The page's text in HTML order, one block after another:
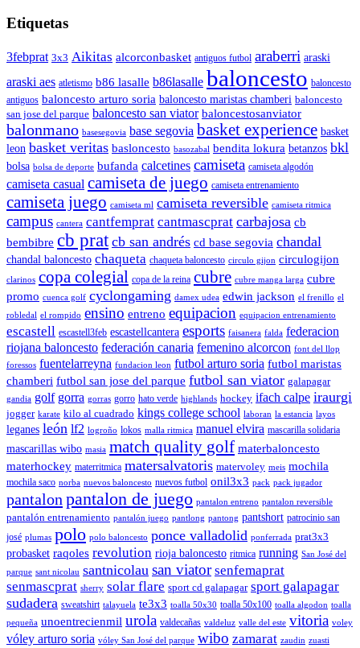
Etiquetas
3febprat 3x3 Aikitas alcorconbasket antiguos futbol araberri araski
araski aes atletismo b86 lasalle b86lasalle baloncesto baloncesto
antiguos baloncesto arturo soria baloncesto maristas chamberi baloncesto
san jose del parque baloncesto san viator baloncestosanviator
balonmano basesegovia base segovia basket experience basket
leon basket veritas basloncesto basozabal bendita lokura betanzos bkl
bolsa bolsa de deporte bufanda calcetines camiseta camiseta algodón
camiseta casual camiseta de juego camiseta entrenamiento
camiseta juego camiseta ml camiseta reversible camiseta ritmica
campus cantera cantfemprat cantmascprat carbajosa cb
bembibre cb prat cb san andrés cd base segovia chandal
chandal baloncesto chaqueta chaqueta baloncesto circulo gijon circulogijon
clarinos copa colegial copa de la reina cubre cubre manga larga cubre
promo cuenca golf cyclongaming damex udea edwin jackson el frenillo el
robledal el rompido ensino entreno equipacion equipacion entrenamiento
escastell escastell3feb escastellcantera esports faisanera falda federacion
riojana baloncesto federación canaria femenino alcorcon font del llop
foressos fuentelarreyna fundacion leon futbol arturo soria futbol maristas
chamberi futbol san jose del parque futbol san viator galapagar
gandia golf gorra gorras gorro hato verde highlands hockey ifach calpe iraurgi
jogger karate kilo al cuadrado kings college school laboran la estancia layos
leganes león lf2 logroño lokos malla ritmica manuel elvira mascarilla solidaria
mascarillas wibo masia match quality golf materbaloncesto
materhockey materritmica matersalvatoris matervoley meis mochila
mochila saco norba nuevos baloncesto nuevos futbol onil3x3 pack pack jugador
pantalon pantalon de juego pantalon entreno pantalon reversible
pantalón entrenamiento pantalón juego pantlong pantong pantshort patrocinio san
josé plumas polo polo baloncesto ponce valladolid ponferrada prat3x3
probasket raqoles revolution rioja baloncesto ritmica running San José del
parque sant nicolau santnicolau san viator senfemaprat
senmascprat sherry solar flare sport cd galapagar sport galapagar
sudadera sweatshirt talayuela te3x3 toalla 50x30 toalla 50x100 toalla algodon toalla
pequeña unoentrecienmil urola valdecañas valdeluz valle del este vitoria voley
vóley arturo soria vóley San José del parque wibo zamarat zaudin zuasti